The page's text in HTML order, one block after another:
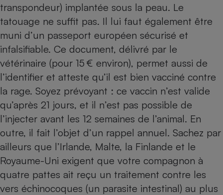
transpondeur) implantée sous la peau. Le
tatouage ne suffit pas. Il lui faut également être
muni d’un passeport européen sécurisé et
infalsifiable. Ce document, délivré par le
vétérinaire (pour 15 € environ), permet aussi de
l’identifier et atteste qu’il est bien vacciné contre
la rage. Soyez prévoyant : ce vaccin n’est valide
qu’après 21 jours, et il n’est pas possible de
l’injecter avant les 12 semaines de l’animal. En
outre, il fait l’objet d’un rappel annuel. Sachez par
ailleurs que l’Irlande, Malte, la Fin­lande et le
Royaume-Uni exigent que votre compagnon à
quatre pattes ait reçu un traitement contre les
vers échinocoques (un parasite intestinal) au plus